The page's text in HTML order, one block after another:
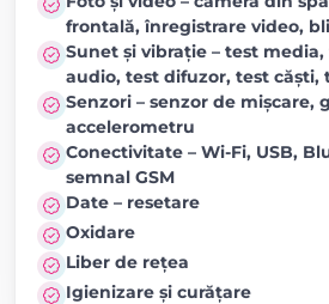
frontală, înregistrare video,
Sunet și vibrație – test
audio, test difuzor, test căști,
Senzori – senzor de mișcare,
accelerometru
Conectivitate – Wi-Fi, USB,
semnal GSM
Date – resetare
Oxidare
Liber de rețea
Igienizare și curățare